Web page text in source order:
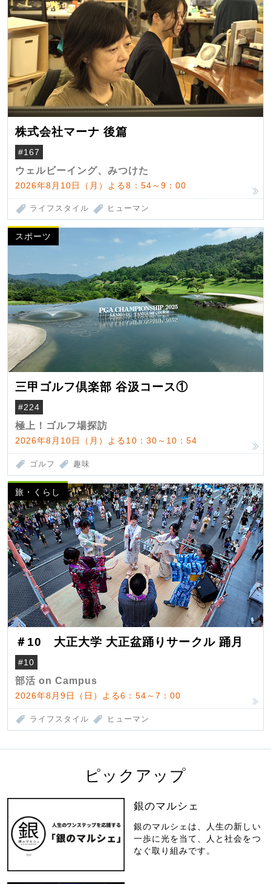
株式会社マーナ 後篇
#167
ウェルビーイング、みつけた
2026年8月10日（月）よる8：54～9：00
ライフスタイル ヒューマン
スポーツ
三甲ゴルフ倶楽部 谷汲コース①
#224
極上！ゴルフ場探訪
2026年8月10日（月）よる10：30～10：54
ゴルフ 趣味
旅・くらし
＃10 大正大学 大正盆踊りサークル 踊月
#10
部活 on Campus
2026年8月9日（日）よる6：54～7：00
ライフスタイル ヒューマン
ピックアップ
銀のマルシェ
銀のマルシェは、人生の新しい
一歩に光を当て、人と社会をつ
なぐ取り組みです。